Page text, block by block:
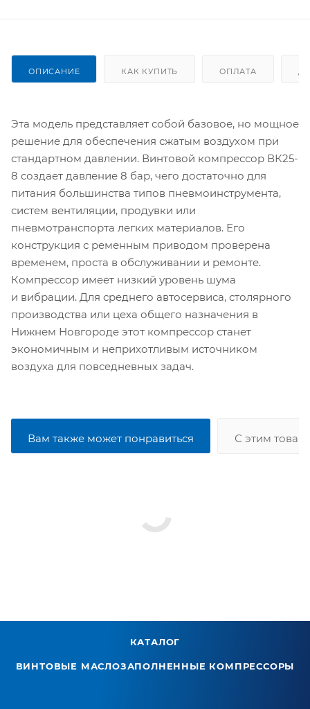
ОПИСАНИЕ КАК КУПИТЬ ОПЛАТА
Эта модель представляет собой базовое, но мощное
решение для обеспечения сжатым воздухом при
стандартном давлении. Винтовой компрессор ВК25-
8 создает давление 8 бар, чего достаточно для
питания большинства типов пневмоинструмента,
систем вентиляции, продувки или
пневмотранспорта легких материалов. Его
конструкция с ременным приводом проверена
временем, проста в обслуживании и ремонте.
Компрессор имеет низкий уровень шума
и вибрации. Для среднего автосервиса, столярного
производства или цеха общего назначения в
Нижнем Новгороде этот компрессор станет
экономичным и неприхотливым источником
воздуха для повседневных задач.
Вам также может понравиться С этим
КАТАЛОГ
ВИНТОВЫЕ МАСЛОЗАПОЛНЕННЫЕ КОМПРЕССОРЫ